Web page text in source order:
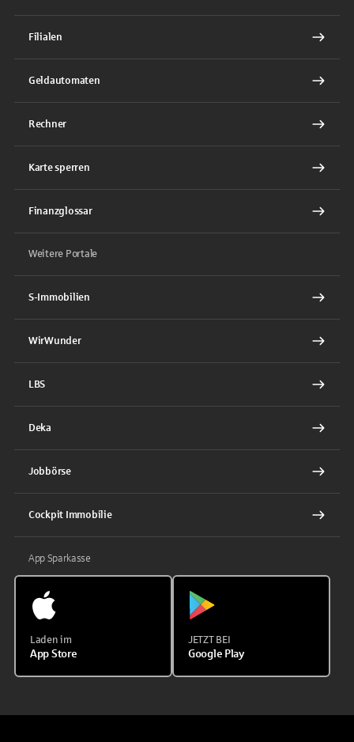
Filialen
Geldautomaten
Rechner
Karte sperren
Finanzglossar
Weitere Portale
S-Immobilien
WirWunder
LBS
Deka
Jobbörse
Cockpit Immobilie
App Sparkasse
Laden im
App Store
JETZT BEI
Google Play